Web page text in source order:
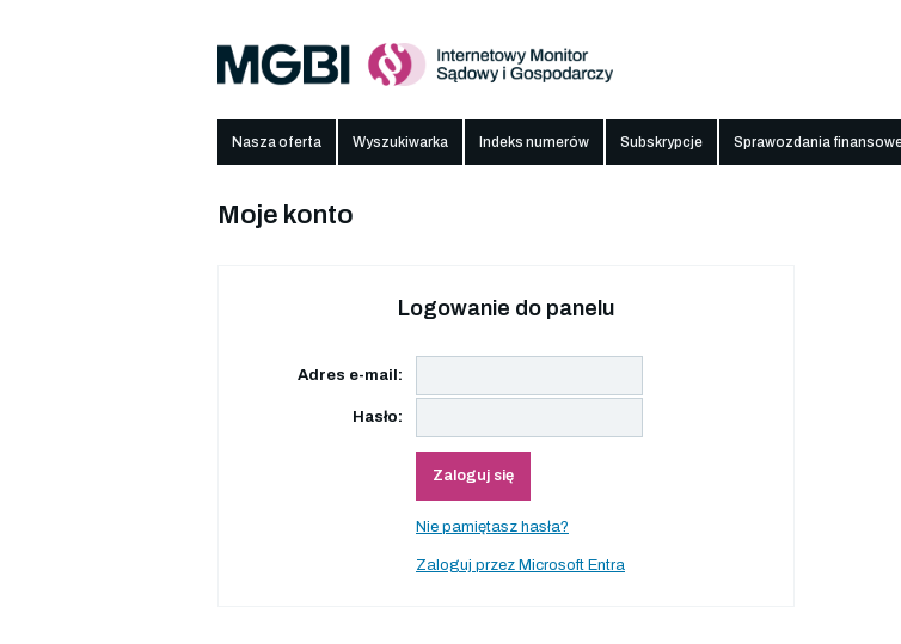
Nasza oferta Wyszukiwarka Indeks numerów Subskrypcje Sprawozdania
Moje konto
Logowanie do panelu
Adres e-mail:
Hasło:
Zaloguj się
Nie pamiętasz hasła?
Zaloguj przez Microsoft Entra